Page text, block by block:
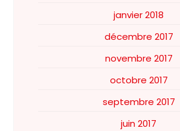
janvier 2018
décembre 2017
novembre 2017
octobre 2017
septembre 2017
juin 2017